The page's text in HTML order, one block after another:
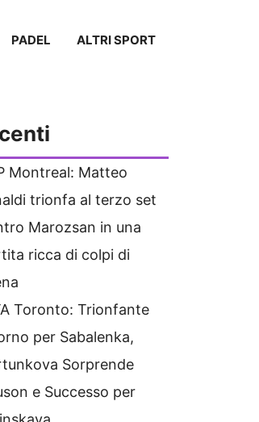
PADEL ALTRI SPORT
Montreal: Matteo
trionfa al terzo set
Marozsan in una
ricca di colpi di
Toronto: Trionfante
per Sabalenka,
Sorprende
e Successo per